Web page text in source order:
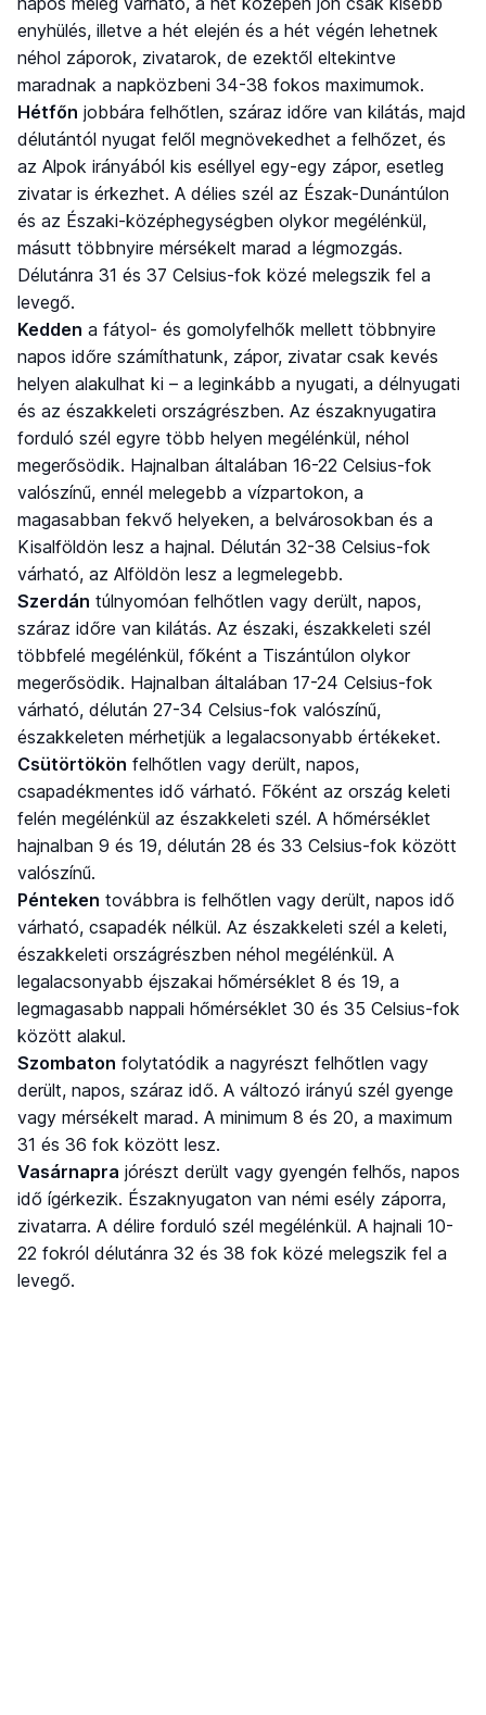
enyhülés, illetve a hét elején és a hét végén lehetnek
néhol záporok, zivatarok, de ezektől eltekintve
maradnak a napközbeni 34-38 fokos maximumok.
Hétfőn jobbára felhőtlen, száraz időre van kilátás, majd
délutántól nyugat felől megnövekedhet a felhőzet, és
az Alpok irányából kis eséllyel egy-egy zápor, esetleg
zivatar is érkezhet. A délies szél az Észak-Dunántúlon
és az Északi-középhegységben olykor megélénkül,
másutt többnyire mérsékelt marad a légmozgás.
Délutánra 31 és 37 Celsius-fok közé melegszik fel a
levegő.
Kedden a fátyol- és gomolyfelhők mellett többnyire
napos időre számíthatunk, zápor, zivatar csak kevés
helyen alakulhat ki – a leginkább a nyugati, a délnyugati
és az északkeleti országrészben. Az északnyugatira
forduló szél egyre több helyen megélénkül, néhol
megerősödik. Hajnalban általában 16-22 Celsius-fok
valószínű, ennél melegebb a vízpartokon, a
magasabban fekvő helyeken, a belvárosokban és a
Kisalföldön lesz a hajnal. Délután 32-38 Celsius-fok
várható, az Alföldön lesz a legmelegebb.
Szerdán túlnyomóan felhőtlen vagy derült, napos,
száraz időre van kilátás. Az északi, északkeleti szél
többfelé megélénkül, főként a Tiszántúlon olykor
megerősödik. Hajnalban általában 17-24 Celsius-fok
várható, délután 27-34 Celsius-fok valószínű,
északkeleten mérhetjük a legalacsonyabb értékeket.
Csütörtökön felhőtlen vagy derült, napos,
csapadékmentes idő várható. Főként az ország keleti
felén megélénkül az északkeleti szél. A hőmérséklet
hajnalban 9 és 19, délután 28 és 33 Celsius-fok között
valószínű.
Pénteken továbbra is felhőtlen vagy derült, napos idő
várható, csapadék nélkül. Az északkeleti szél a keleti,
északkeleti országrészben néhol megélénkül. A
legalacsonyabb éjszakai hőmérséklet 8 és 19, a
legmagasabb nappali hőmérséklet 30 és 35 Celsius-fok
között alakul.
Szombaton folytatódik a nagyrészt felhőtlen vagy
derült, napos, száraz idő. A változó irányú szél gyenge
vagy mérsékelt marad. A minimum 8 és 20, a maximum
31 és 36 fok között lesz.
Vasárnapra jórészt derült vagy gyengén felhős, napos
idő ígérkezik. Északnyugaton van némi esély záporra,
zivatarra. A délire forduló szél megélénkül. A hajnali 10-
22 fokról délutánra 32 és 38 fok közé melegszik fel a
levegő.